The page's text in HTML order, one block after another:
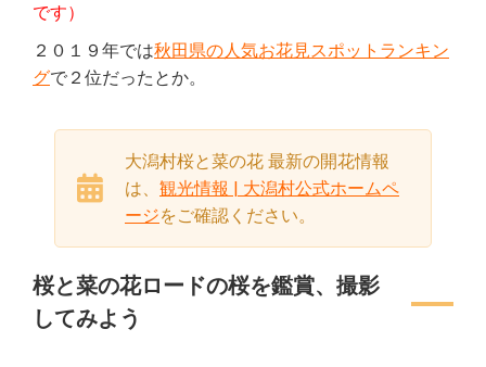
です）
２０１９年では秋田県の人気お花見スポットランキン
グで２位だったとか。
大潟村桜と菜の花 最新の開花情報
は、 観光情報 | 大潟村公式ホームペ
ージをご確認ください。
桜と菜の花ロードの桜を鑑賞、撮影
してみよう